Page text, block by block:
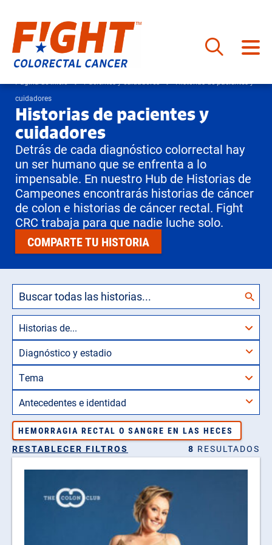
Saltar
al
contenido
Página de inicio Pacientes y cuidadores
Historias de pacientes y
cuidadores
Historias de pacientes y
cuidadores
Detrás de cada diagnóstico colorrectal hay
un ser humano que se enfrenta a lo
impensable. En nuestro Hub de Historias de
Campeones encontrarás historias de cáncer
de colon e historias de cáncer rectal. Fight
CRC trabaja para que nadie luche solo.
COMPARTE TU HISTORIA
Historias de...
Diagnóstico y estadio
PREVIVIENTE
N/A O DESCONOCIDO
RECTAL
FASE II
N/A O DESCONOCIDO
Tema
Antecedentes e identidad
14 Y MENORES
15 - 39
40 - 45
HEMORRAGIA RECTAL O SANGRE EN LAS HECES
RESTABLECER FILTROS
8 RESULTADOS